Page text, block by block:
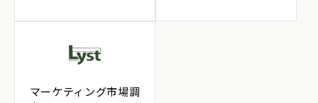
マーケティング市場調